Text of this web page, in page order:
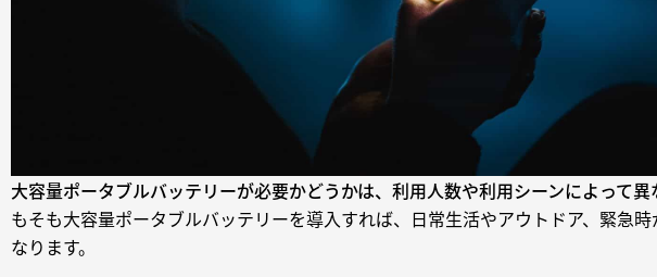
大容量ポータブルバッテリーが必要かどうかは、利用人数や利用シーンによって異
もそも大容量ポータブルバッテリーを導入すれば、日常生活やアウトドア、緊急時
なります。